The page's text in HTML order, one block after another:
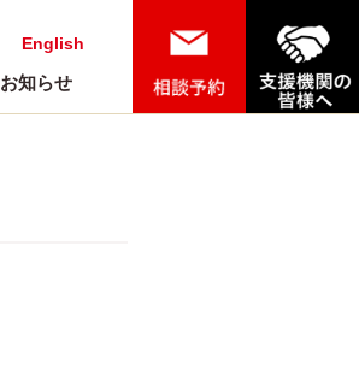
English
お知らせ